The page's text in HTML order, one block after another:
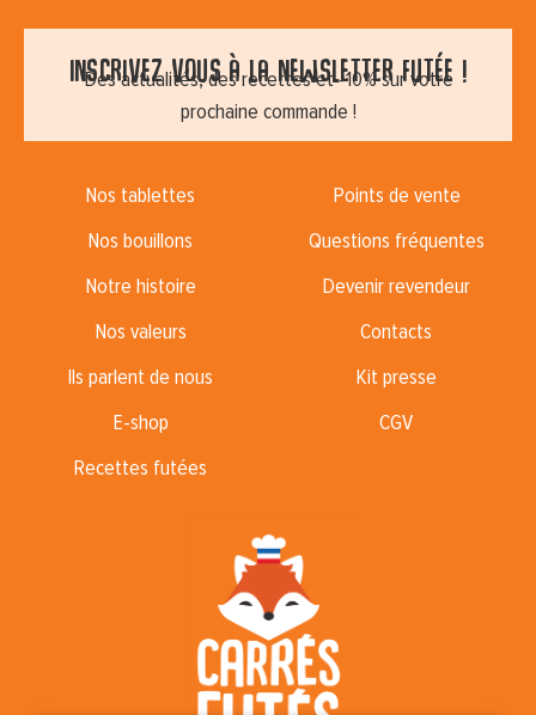
Inscrivez vous à la newsletter futée !
Des actualités, des recettes et -10% sur votre
prochaine commande !
Nos tablettes
Nos bouillons
Notre histoire
Nos valeurs
Ils parlent de nous
E-shop
Recettes futées
Points de vente
Questions fréquentes
Devenir revendeur
Contacts
Kit presse
CGV